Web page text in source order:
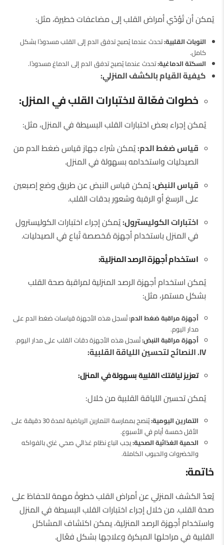
يُمكن أن تُؤدّي أمراض القلب إلى مضاعفات خطيرة، مثل:
النوبات القلبية:تحدث عندما يُصبح تدفق الدم إلى القلب مسدودًا بشكل
كامل.
السكتة الدماغية:تحدث عندما يُصبح تدفق الدم إلى الدماغ مسدودًا.
كيفية القيام بالكشف المنزلي:
خطوات فعّالة لاختبارات القلب في المنزل:
يُمكن إجراء بعض اختبارات القلب البسيطة في المنزل، مثل:
قياس ضغط الدم:يُمكن شراء جهاز قياس ضغط الدم من
الصيدليات واستخدامه بسهولة في المنزل.
قياس النبض:يُمكن قياس النبض عن طريق وضع إصبعين
على الرسغ أو الرقبة وشعور بدقات القلب.
اختبارات الكوليسترول:يُمكن إجراء اختبارات الكوليسترول
في المنزل باستخدام أجهزة مُخصصة تُباع في الصيدليات.
استخدام أجهزة الرصد المنزلية:
يُمكن استخدام أجهزة الرصد المنزلية لمراقبة صحة القلب
بشكل مستمر، مثل:
أجهزة مراقبة ضغط الدم:تُسجل هذه الأجهزة قياسات ضغط الدم على
مدار اليوم.
أجهزة مراقبة النبض:تُسجل هذه الأجهزة دقات القلب على مدار اليوم.
IV. النصائح لتحسين اللياقة القلبية:
تعزيز لياقتك القلبية بسهولة في المنزل:
يُمكن تحسين اللياقة القلبية من خلال:
التمارين اليومية:
يُنصح بممارسة التمارين الرياضية لمدة 30 دقيقة على
الأقل خمسة أيام في الأسبوع.
الحمية الغذائية الصحية:يجب اتباع نظام غذائي صحي غني بالفواكه
والخضروات والحبوب الكاملة.
خاتمة:
يُعدّ الكشف المنزلي عن أمراض القلب خطوةً مهمة للحفاظ على
صحة القلب. من خلال إجراء اختبارات القلب البسيطة في المنزل
واستخدام أجهزة الرصد المنزلية، يمكن اكتشاف المشاكل
القلبية في مراحلها المبكرة وعلاجها بشكل فعّال.